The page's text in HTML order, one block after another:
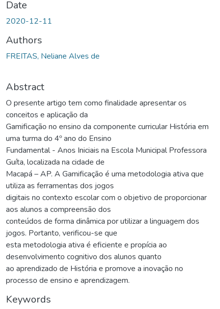
Date
2020-12-11
Authors
FREITAS, Neliane Alves de
Abstract
O presente artigo tem como finalidade apresentar os
conceitos e aplicação da
Gamificação no ensino da componente curricular História em
uma turma do 4º ano do Ensino
Fundamental - Anos Iniciais na Escola Municipal Professora
Guíta, localizada na cidade de
Macapá – AP. A Gamificação é uma metodologia ativa que
utiliza as ferramentas dos jogos
digitais no contexto escolar com o objetivo de proporcionar
aos alunos a compreensão dos
conteúdos de forma dinâmica por utilizar a linguagem dos
jogos. Portanto, verificou-se que
esta metodologia ativa é eficiente e propícia ao
desenvolvimento cognitivo dos alunos quanto
ao aprendizado de História e promove a inovação no
processo de ensino e aprendizagem.
Keywords